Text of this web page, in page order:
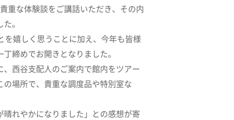
重な体験談をご講話いただき、その内
。
嬉しく思うことに加え、今年も皆様
締めでお開きとなりました。
西谷支配人のご案内で館内をツアー
場所で、貴重な調度品や特別室な
れやかになりました」との感想が寄